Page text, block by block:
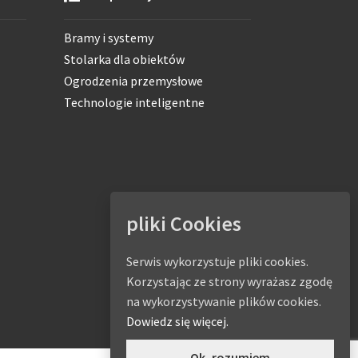
Bramy i systemy
Stolarka dla obiektów
Ogrodzenia przemysłowe
Technologie inteligentne
pliki Cookies
Serwis wykorzystuje pliki cookies.
Korzystając ze strony wyrażasz zgodę
na wykorzystywanie plików cookies.
Dowiedz się więcej.